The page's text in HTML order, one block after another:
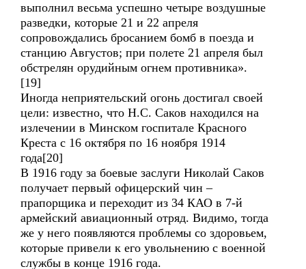
выполнил весьма успешно четыре воздушные
разведки, которые 21 и 22 апреля
сопровождались бросанием бомб в поезда и
станцию Августов; при полете 21 апреля был
обстрелян орудийным огнем противника».
[19]
Иногда неприятельский огонь достигал своей
цели: известно, что Н.С. Саков находился на
излечении в Минском госпитале Красного
Креста с 16 октября по 16 ноября 1914
года[20]
В 1916 году за боевые заслуги Николай Саков
получает первый офицерский чин –
прапорщика и переходит из 34 КАО в 7-й
армейский авиационный отряд. Видимо, тогда
же у него появляются проблемы со здоровьем,
которые привели к его увольнению с военной
службы в конце 1916 года.